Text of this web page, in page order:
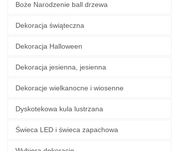
Boże Narodzenie ball drzewa
Dekoracja świąteczna
Dekoracja Halloween
Dekoracja jesienna, jesienna
Dekoracje wielkanocne i wiosenne
Dyskotekowa kula lustrzana
Świeca LED i świeca zapachowa